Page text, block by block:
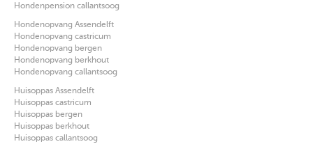
Hondenpension callantsoog
Hondenopvang Assendelft
Hondenopvang castricum
Hondenopvang bergen
Hondenopvang berkhout
Hondenopvang callantsoog
Huisoppas Assendelft
Huisoppas castricum
Huisoppas bergen
Huisoppas berkhout
Huisoppas callantsoog